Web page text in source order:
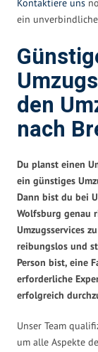
Kontaktiere uns
ein
den
nach
Du planst einen
ein günstiges
Dann bist du bei
Wolfsburg genau
Umzugsservices
reibungslos und
Person bist, eine
erforderliche
erfolgreich
Unser Team
um alle Aspekte